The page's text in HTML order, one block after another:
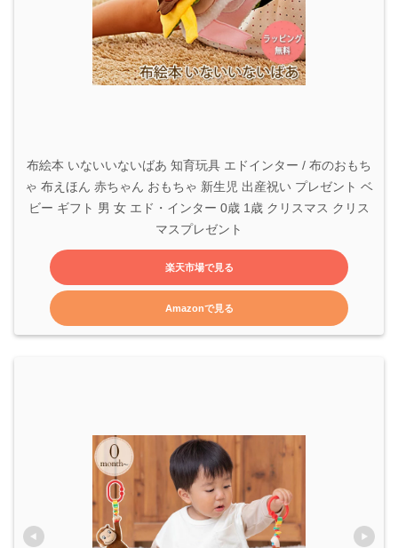
布絵本 いないいないばあ 知育玩具 エドインター / 布のおもち
ゃ 布えほん 赤ちゃん おもちゃ 新生児 出産祝い プレゼント ベ
ビー ギフト 男 女 エド・インター 0歳 1歳 クリスマス クリス
マスプレゼント
楽天市場で見る
Amazonで見る